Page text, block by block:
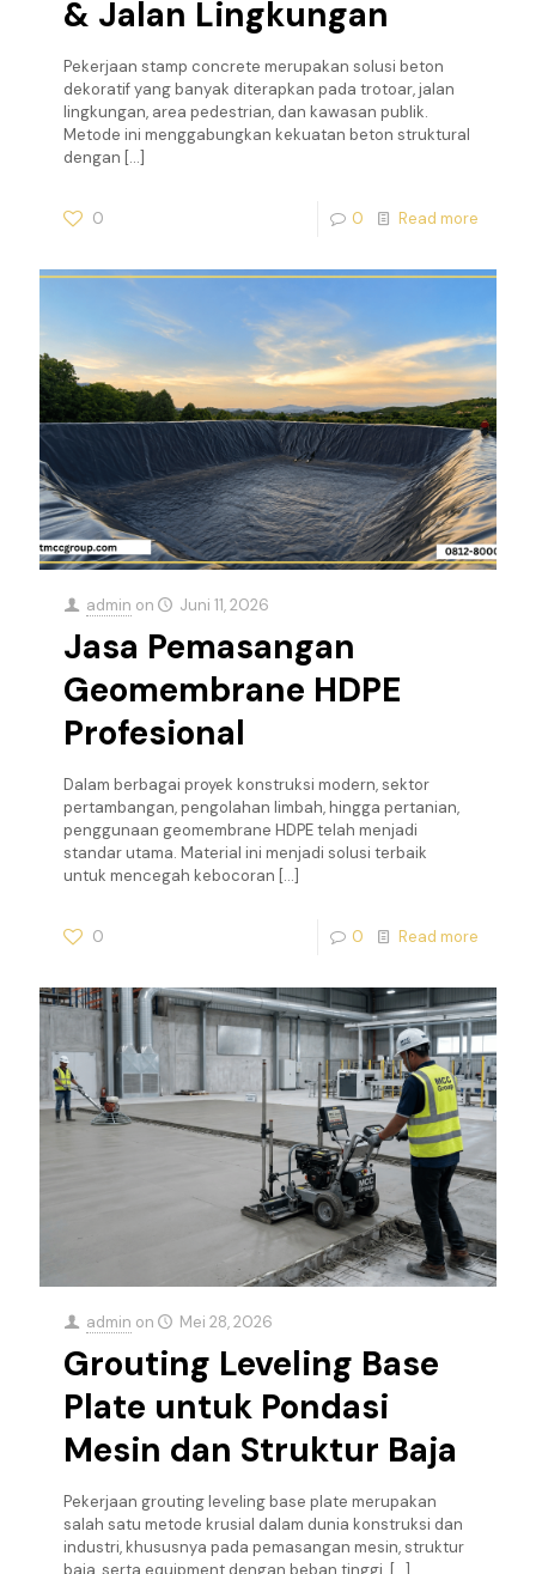
& Jalan Lingkungan
Pekerjaan stamp concrete merupakan solusi beton
dekoratif yang banyak diterapkan pada trotoar, jalan
lingkungan, area pedestrian, dan kawasan publik.
Metode ini menggabungkan kekuatan beton struktural
dengan […]
0 0 Read more
admin on Juni 11, 2026
Jasa Pemasangan
Geomembrane HDPE
Profesional
Dalam berbagai proyek konstruksi modern, sektor
pertambangan, pengolahan limbah, hingga pertanian,
penggunaan geomembrane HDPE telah menjadi
standar utama. Material ini menjadi solusi terbaik
untuk mencegah kebocoran […]
0 0 Read more
admin on Mei 28, 2026
Grouting Leveling Base
Plate untuk Pondasi
Mesin dan Struktur Baja
Pekerjaan grouting leveling base plate merupakan
salah satu metode krusial dalam dunia konstruksi dan
industri, khususnya pada pemasangan mesin, struktur
baja, serta equipment dengan beban tinggi. […]